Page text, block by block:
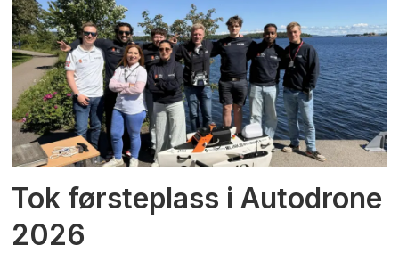
Tok førsteplass i Autodrone
2026